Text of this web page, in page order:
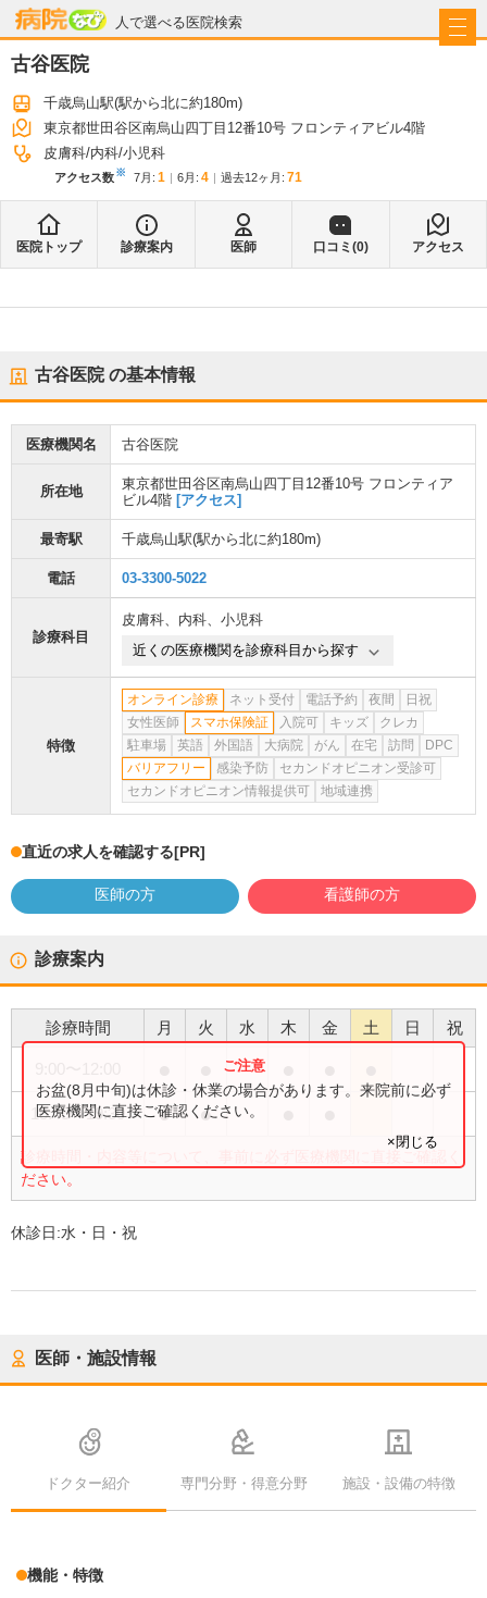
人で選べる医院検索
病院なび
古谷医院
千歳烏山駅(駅から北に約180m)
東京都世田谷区南烏山四丁目12番10号 フロンティアビル4階
皮膚科 内科 小児科
アクセス数※ 7月 : 1 6月 : 4 過去12ヶ月: 71
医院トップ 診療案内 医師 口コミ(0) アクセス
古谷医院の基本情報
医療機関名 古谷医院
所在地
東京都世田谷区南烏山四丁目12番10号 フロンティア
ビル4階 [アクセス]
最寄駅 千歳烏山駅(駅から北に約180m)
電話 03-3300-5022
診療科目
皮膚科、 内科、 小児科
近くの医療機関を診療科目から探す
特徴
オンライン診療 ネット受付 電話予約 夜間
日祝
女性医師
スマホ保険証 入院可 キッズ
クレカ
駐車場
英語 外国語 大病院 がん 在宅 訪問
DPC
バリアフリー
感染予防
セカンドオピニオン受診可
セカンドオピニオン情報提供可
地域連携
直近の求人を確認する[PR]
医師の方 看護師の方
診療案内
診療時間 月 火 水 木 金 土 日 祝
15:45〜19:30 ● ●
診療時間・内容等について、事前に必ず医療機関に直接ご確認く
ださい。
お盆(8月中旬)は休診・休業の場合があります。来院前に必ず
医療機関に直接ご確認ください。
×閉じる
休診日:水・日・祝
医師・施設情報
ドクター紹介 専門分野・得意分野 施設・設備の特徴
機能・特徴